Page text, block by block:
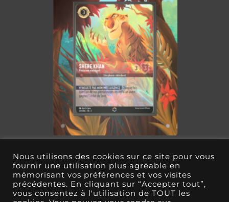
Protection Lorcana Shere Khan
€17.00
Nous utilisons des cookies sur ce site pour vous
fournir une utilisation plus agréable en
mémorisant vos préférences et vos visites
précédentes. En cliquant sur “Accepter tout”,
vous consentez à l'utilisation de TOUT les